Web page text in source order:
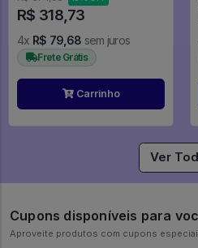
R$ 318,73
4x R$ 79,68 sem juros
Frete Grátis
Carrinho
Ver
Cupons disponíveis para
Aproveite produtos com cupons